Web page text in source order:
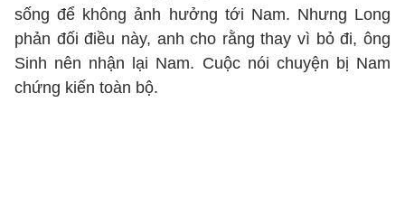
sống để không ảnh hưởng tới Nam. Nhưng Long
phản đối điều này, anh cho rằng thay vì bỏ đi, ông
Sinh nên nhận lại Nam. Cuộc nói chuyện bị Nam
chứng kiến toàn bộ.